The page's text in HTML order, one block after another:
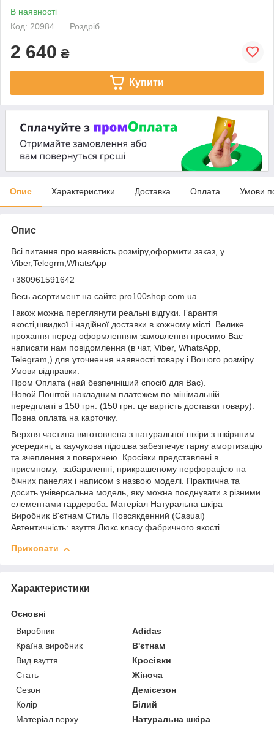
В наявності
Код: 20984
Роздріб
2 640 ₴
Купити
Опис Характеристики Доставка Оплата Умови
Опис
Всі питання про наявність розміру,оформити заказ, у
Viber,Telegrm,WhatsApp
+380961591642
Весь асортимент на сайте pro100shop.com.ua
Також можна переглянути реальні відгуки. Гарантія
якості,швидкої і надійної доставки в кожному місті. Велике
прохання перед оформленням замовлення просимо Вас
написати нам повідомлення (в чат, Viber, WhatsApp,
Telegram,) для уточнення наявності товару і Вошого розміру
Умови відправки:
Пром Оплата (най безпечніший спосіб для Вас).
Новой Поштой накладним платежем по мінімальній
передплаті в 150 грн. (150 грн. це вартість доставки товару).
Повна оплата на карточку.
Верхня частина виготовлена з натуральної шкіри з шкіряним
усередині, а каучукова підошва забезпечує гарну амортизацію
та зчеплення з поверхнею. Кросівки представлені в
приємному, забарвленні, прикрашеному перфорацією на
бічних панелях і написом з назвою моделі. Практична та
досить універсальна модель, яку можна поєднувати з різними
елементами гардероба. Матеріал Натуральна шкіра
Виробник В'єтнам Стиль Повсякденний (Casual)
Автентичність: взуття Люкс класу фабричного якості
Приховати
Характеристики
Основні
Виробник
Adidas
Країна виробник
В'єтнам
Вид взуття
Кросівки
Стать
Жіноча
Сезон
Демісезон
Колір
Білий
Матеріал верху
Натуральна шкіра